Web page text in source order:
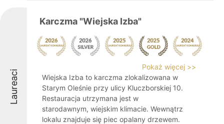
Laureaci
Karczma "Wiejska Izba"
Pokaż więcej >>
Wiejska Izba to karczma zlokalizowana w
Starym Oleśnie przy ulicy Kluczborskiej 10.
Restauracja utrzymana jest w
starodawnym, wiejskim klimacie. Wewnątrz
lokalu znajduje się piec opalany drzewem.